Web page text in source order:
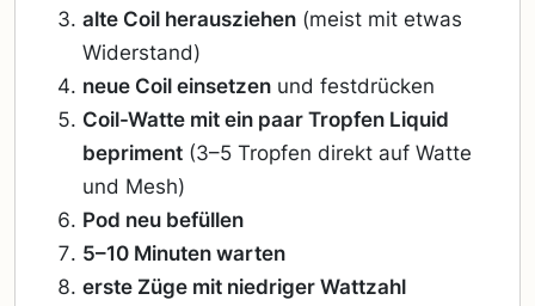
alte Coil herausziehen (meist mit etwas
Widerstand)
neue Coil einsetzen und festdrücken
Coil-Watte mit ein paar Tropfen Liquid
bepriment (3–5 Tropfen direkt auf Watte
und Mesh)
Pod neu befüllen
5–10 Minuten warten
erste Züge mit niedriger Wattzahl